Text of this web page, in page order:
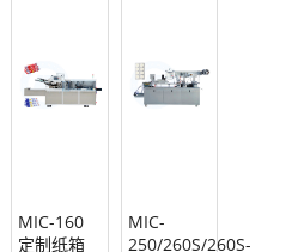
MIC-160
定制纸箱
MIC-
250/260S/260S-